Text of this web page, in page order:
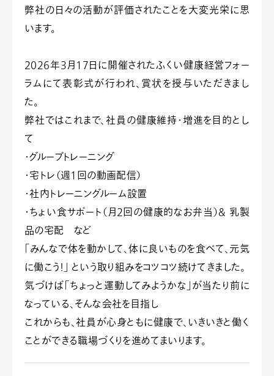
弊社の日々の活動が評価されたことを大変光栄に思
います。
2026年3月17日に開催されたふくい健康経営フォー
ラムにて表彰式が行われ、賞状を授与いただきまし
た。
弊社ではこれまで、社員の健康維持・増進を目的とし
て
・グループトレーニング
・宅トレ（週1回の動画配信）
・社内トレーニングルーム設置
・ちょい食サポート（月2回の健康的なお弁当）＆ 乳製
品の宅配 など
「みんなで体を動かして、体に良いものを食べて、元気
に働こう！」 という取り組みをコツコツ続けてきました。
気づけば「ちょっと運動してみようかな」が当たり前に
なっている、そんな会社を目指し
これからも、社員が心身ともに健康で、いきいきと働く
ことができる職場づくりを進めてまいります。